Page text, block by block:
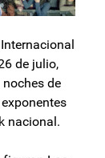
de julio,
noches de
nacional.